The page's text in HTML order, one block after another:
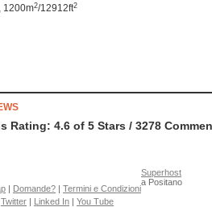
1200m2/12912ft2
Rating: 4.6 of 5 Stars / 3278
| Domande? | Termini e Condizioni
Twitter | Linked In | You Tube
Superhost
a Positano